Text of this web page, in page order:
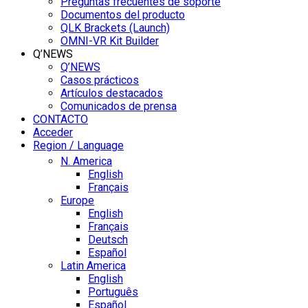
Documentos del producto
QLK Brackets (Launch)
OMNI-VR Kit Builder
Q’NEWS
Q’NEWS
Casos prácticos
Artículos destacados
Comunicados de prensa
CONTACTO
Acceder
Region / Language
N. America
English
Français
Europe
English
Français
Deutsch
Español
Latin America
English
Português
Español